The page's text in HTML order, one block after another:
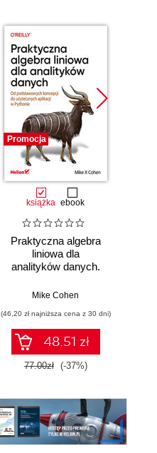
Promocja
książka ebook
Praktyczna algebra
liniowa dla
analityków danych.
koncepcji do
aplikacji w
Pythonie
Mike Cohen
(46,20 zł najniższa cena z 30 dni)
48.51 zł
77.00zł (-37%)